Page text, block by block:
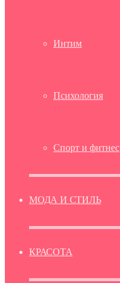
Интим
Психология
Спорт и фитнес
МОДА И СТИЛЬ
КРАСОТА